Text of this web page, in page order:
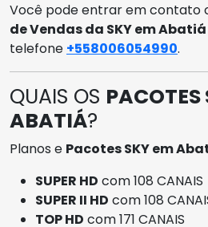
Você pode entrar em contato
de Vendas da SKY em Abatiá
telefone +558006054990.
QUAIS OS PACOTES
ABATIÁ?
Planos e Pacotes SKY em
SUPER HD com 108 CANAIS
SUPER II HD com 108
TOP HD com 171 CANAIS